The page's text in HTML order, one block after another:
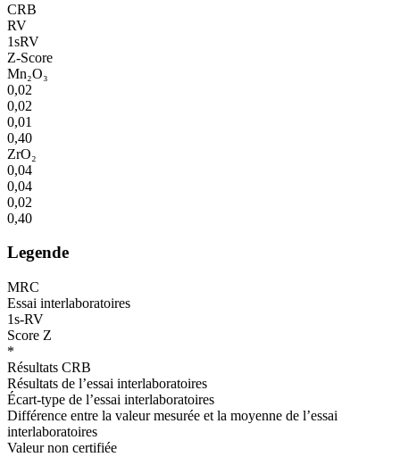
CRB
RV
1sRV
Z-Score
Mn₂O₃
0,02
0,02
0,01
0,40
ZrO₂
0,04
0,04
0,02
0,40
Legende
MRC
Essai interlaboratoires
1s-RV
Score Z
*
Résultats CRB
Résultats de l’essai interlaboratoires
Écart-type de l’essai interlaboratoires
Différence entre la valeur mesurée et la moyenne de l’essai
interlaboratoires
Valeur non certifiée